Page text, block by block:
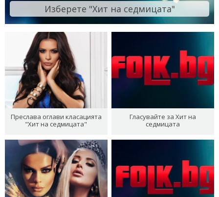
Изберете "Хит на седмицата"
Преслава оглави класацията
"Хит на седмицата"
Гласувайте за Хит на
седмицата